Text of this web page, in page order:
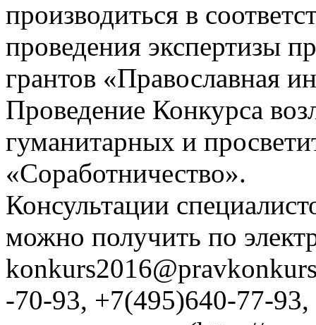
производиться в
проведения экспертизы
грантов «Православная
Проведение Конкурса
гуманитарных и
«Соработничество».
Консультации
можно получить по
-70-93, +7(495)640-77-93,